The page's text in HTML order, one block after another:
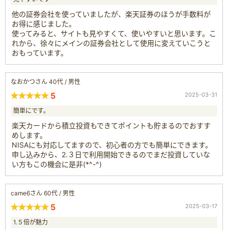
他の証券会社を使っていましたが、楽天証券のほうが手数料が
お得に感じました。
使ってみると、サイトも見やすくて、使いやすいと思います。こ
れから、徐々にメインの証券会社として使用に変えていこうと
おもっています。
なおかつさん 40代 / 男性
5 2025-03-31
簡単にです。
楽天カードから積立投資もできてポイントも貯まるのでおすす
めします。
NISAにも対応してますので、初心者の方でも簡単にできます。
申し込みから、2.３日で利用開始できるのでまだ投資していな
い方もこの機会に是非(*^-^)
came6さん 60代 / 男性
5 2025-03-17
1.５倍が魅力